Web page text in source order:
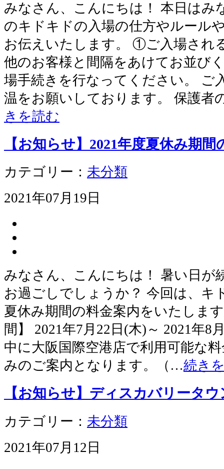
みなさん、こんにちは！ 本日はみ
のキドキドの入場の仕方やルール
お伝えいたします。 ①ご入場され
他のお客様と間隔をあけてお並び
場手続きを行なってください。 ご
温をお願いしております。 保護者
きを読む
【お知らせ】2021年度夏休み期間
カテゴリー： 未分類
2021年07月19日
みなさん、こんにちは！ 暑い日が
お過ごしでしょうか？ 今回は、キ
夏休み期間の料金案内をいたしま
間】 2021年7月22日(木)～ 2021年8
中に大阪国際空港店で利用可能な
みのご案内となります。（…続き
【お知らせ】ディスカバリータ
カテゴリー： 未分類
2021年07月12日